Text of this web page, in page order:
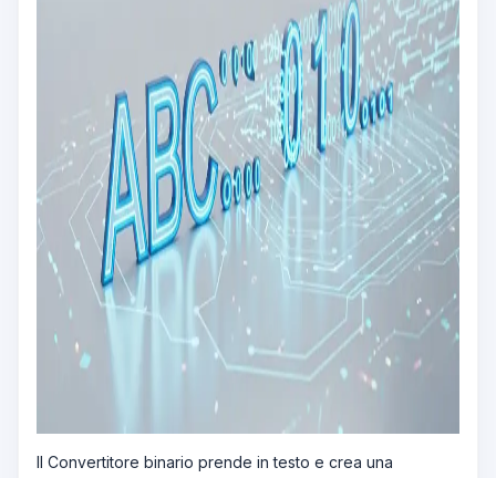
Il Convertitore binario prende in testo e crea una